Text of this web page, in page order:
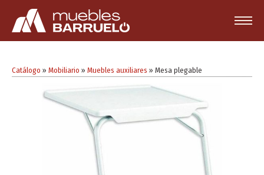
Catálogo » Mobiliario » Muebles auxiliares » Mesa plegable